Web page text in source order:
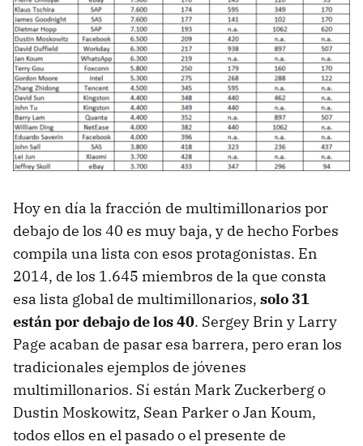
Hoy en día la fracción de multimillonarios por
debajo de los 40 es muy baja, y de hecho Forbes
compila una lista con esos protagonistas. En
2014, de los 1.645 miembros de la que consta
esa lista global de multimillonarios, solo 31
están por debajo de los 40. Sergey Brin y Larry
Page acaban de pasar esa barrera, pero eran los
tradicionales ejemplos de jóvenes
multimillonarios. Sí están Mark Zuckerberg o
Dustin Moskowitz, Sean Parker o Jan Koum,
todos ellos en el pasado o el presente de